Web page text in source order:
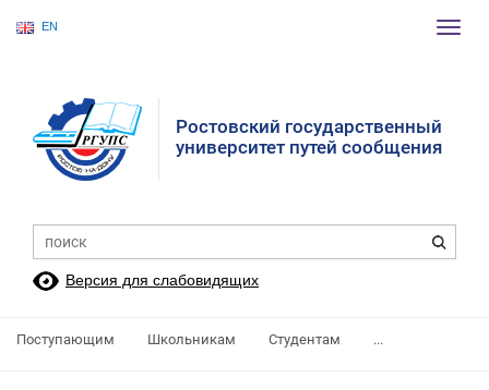
EN
Ростовский государственный
университет путей сообщения
Версия для слабовидящих
Поступающим Школьникам Студентам ...